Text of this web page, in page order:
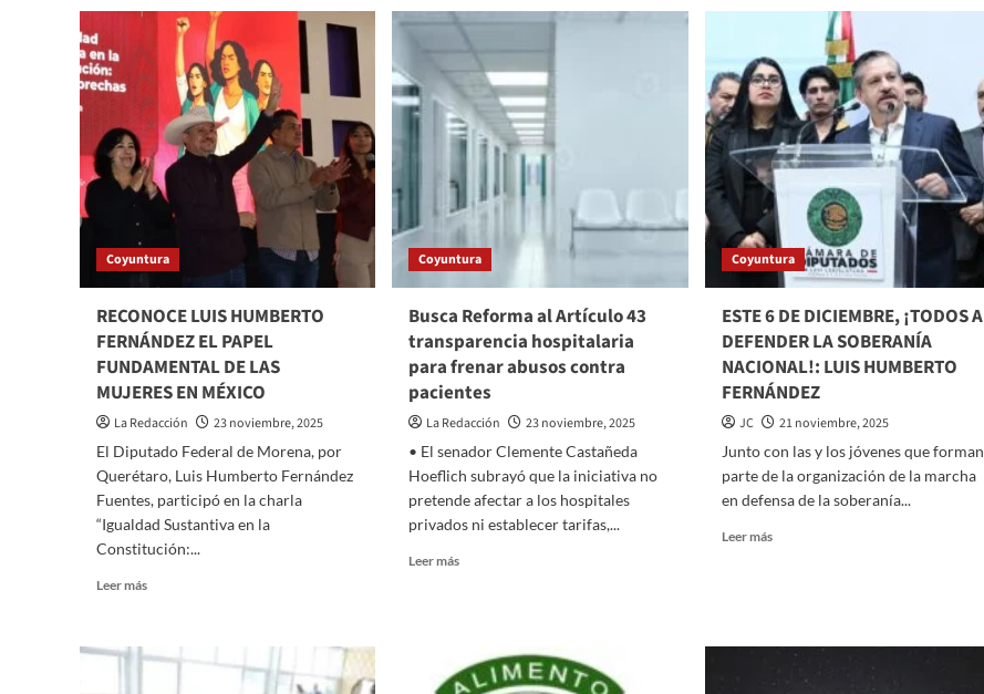
VIOLENCIA
ENTRE
PRIMEROS
10
MEJORES
LEGISLADORES
DEL
PAÍS:
congresistas.org
CANACINTRA
Y
ORGANISMOS
INDUSTRIALES
ANUNCIAN
CONVENIO
NACIONAL
PARA
MODERNIZAR
TECNOLÓGICAMENTE
PROVEEDORES
PROGRESO
EL
LIDERAZGO
DE
CLAUDIA
SHEINBAUM:
LUIS
HUMBERTO
FERNÁNDEZ
Coyuntura
RECONOCE LUIS HUMBERTO
FERNÁNDEZ EL PAPEL
FUNDAMENTAL DE LAS
MUJERES EN MÉXICO
La Redacción
23 noviembre, 2025
El Diputado Federal de Morena, por
Querétaro, Luis Humberto Fernández
Fuentes, participó en la charla
“Igualdad Sustantiva en la
Constitución:...
Leer másRead
LUIS
Coyuntura
Busca Reforma al Artículo 43
transparencia hospitalaria
para frenar abusos contra
pacientes
La Redacción
23 noviembre, 2025
• El senador Clemente Castañeda
Hoeflich subrayó que la iniciativa no
pretende afectar a los hospitales
privados ni establecer tarifas,...
Leer másRead
al
Artículo
Coyuntura
ESTE 6 DE DICIEMBRE, ¡TODOS A
DEFENDER LA SOBERANÍA
NACIONAL!: LUIS HUMBERTO
FERNÁNDEZ
JC
21 noviembre, 2025
Junto con las y los jóvenes que forman
parte de la organización de la marcha
en defensa de la soberanía...
Leer másRead
DICIEMBRE,
¡TODOS